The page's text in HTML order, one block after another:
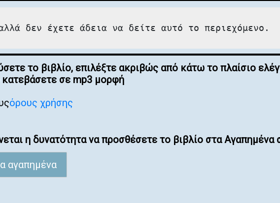
δεν έχετε άδεια να δείτε αυτό το περιεχόμενο.
το βιβλίο, επιλέξτε ακριβώς από κάτω το πλαίσιο
κατεβάσετε σε mp3 μορφή
όρους χρήσης
η δυνατότητα να προσθέσετε το βιβλίο στα Αγαπημένα
αγαπημένα